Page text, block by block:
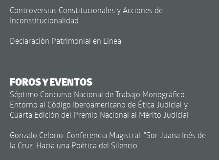
Controversias Constitucionales y Acciones de
Inconstitucionalidad
Declaración Patrimonial en Línea
FOROS Y EVENTOS
Séptimo Concurso Nacional de Trabajo Monográfico
Entorno al Código Iberoamericano de Ética Judicial y
Cuarta Edición del Premio Nacional al Mérito Judicial
Gonzalo Celorio. Conferencia Magistral. "Sor Juana Inés de
la Cruz. Hacia una Poética del Silencio"